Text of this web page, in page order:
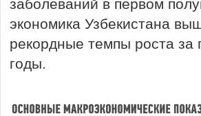
заболеваний в первом
экономика Узбекистана
рекордные темпы роста за
годы.